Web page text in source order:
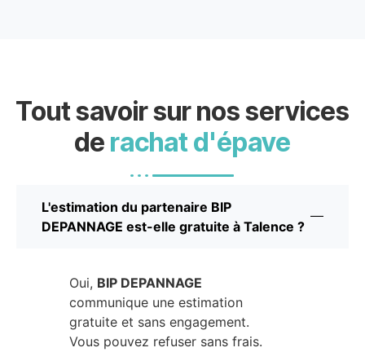
Tout savoir sur nos services
de rachat d'épave
L'estimation du partenaire BIP
DEPANNAGE est-elle gratuite à Talence ?
Oui, BIP DEPANNAGE
communique une estimation
gratuite et sans engagement.
Vous pouvez refuser sans frais.